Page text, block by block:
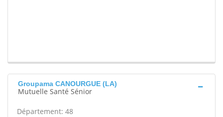
Groupama CANOURGUE (LA)
Mutuelle Santé Sénior
Département: 48